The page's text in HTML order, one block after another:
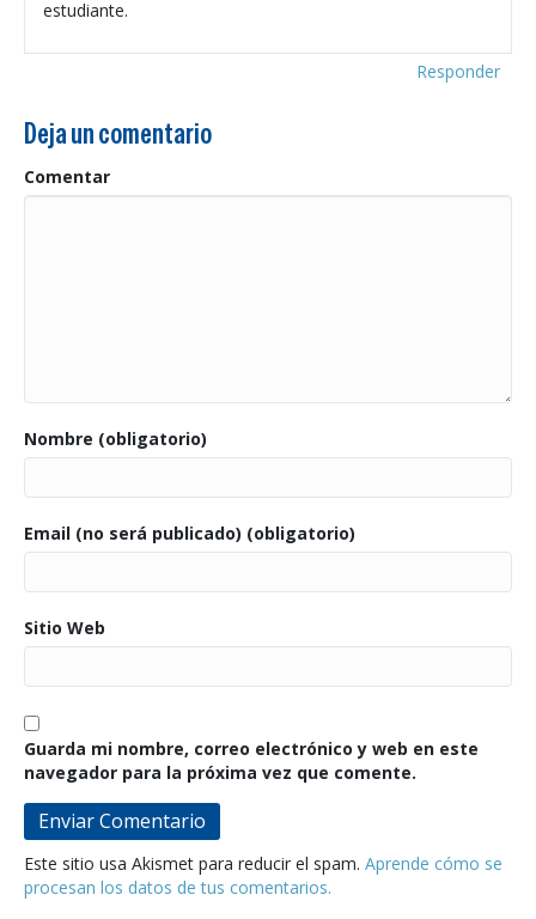
estudiante.
Responder
Deja un comentario
Comentar
Nombre (obligatorio)
Email (no será publicado) (obligatorio)
Sitio Web
Guarda mi nombre, correo electrónico y web en este
navegador para la próxima vez que comente.
Este sitio usa Akismet para reducir el spam. Aprende cómo se
procesan los datos de tus comentarios.